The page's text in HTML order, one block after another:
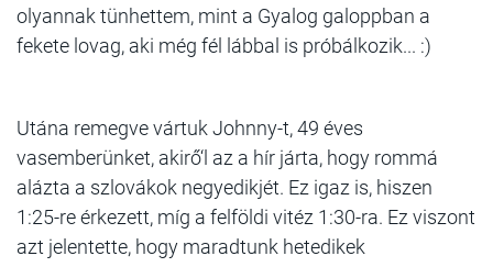
olyannak tünhettem, mint a Gyalog galoppban a
fekete lovag, aki még fél lábbal is próbálkozik... :)
Utána remegve vártuk Johnny-t, 49 éves
vasemberünket, akirő‘l az a hír járta, hogy rommá
alázta a szlovákok negyedikjét. Ez igaz is, hiszen
1:25-re érkezett, míg a felföldi vitéz 1:30-ra. Ez viszont
azt jelentette, hogy maradtunk hetedikek